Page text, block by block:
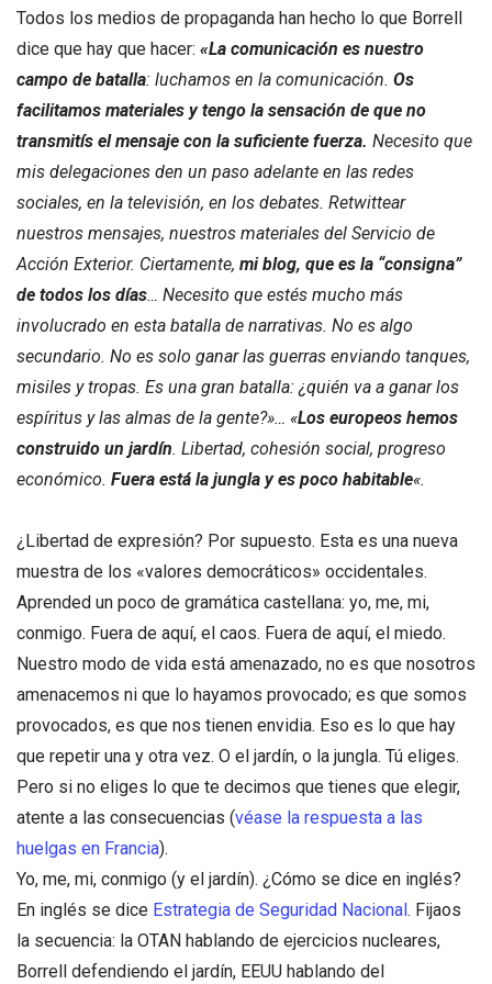
Todos los medios de propaganda han hecho lo que Borrell
dice que hay que hacer: «La comunicación es nuestro
campo de batalla: luchamos en la comunicación. Os
facilitamos materiales y tengo la sensación de que no
transmitís el mensaje con la suficiente fuerza. Necesito que
mis delegaciones den un paso adelante en las redes
sociales, en la televisión, en los debates. Retwittear
nuestros mensajes, nuestros materiales del Servicio de
Acción Exterior. Ciertamente, mi blog, que es la “consigna”
de todos los días… Necesito que estés mucho más
involucrado en esta batalla de narrativas. No es algo
secundario. No es solo ganar las guerras enviando tanques,
misiles y tropas. Es una gran batalla: ¿quién va a ganar los
espíritus y las almas de la gente?»… «Los europeos hemos
construido un jardín. Libertad, cohesión social, progreso
económico. Fuera está la jungla y es poco habitable«.
¿Libertad de expresión? Por supuesto. Esta es una nueva
muestra de los «valores democráticos» occidentales.
Aprended un poco de gramática castellana: yo, me, mi,
conmigo. Fuera de aquí, el caos. Fuera de aquí, el miedo.
Nuestro modo de vida está amenazado, no es que nosotros
amenacemos ni que lo hayamos provocado; es que somos
provocados, es que nos tienen envidia. Eso es lo que hay
que repetir una y otra vez. O el jardín, o la jungla. Tú eliges.
Pero si no eliges lo que te decimos que tienes que elegir,
atente a las consecuencias (véase la respuesta a las
huelgas en Francia).
Yo, me, mi, conmigo (y el jardín). ¿Cómo se dice en inglés?
En inglés se dice Estrategia de Seguridad Nacional . Fijaos
la secuencia: la OTAN hablando de ejercicios nucleares,
Borrell defendiendo el jardín, EEUU hablando del